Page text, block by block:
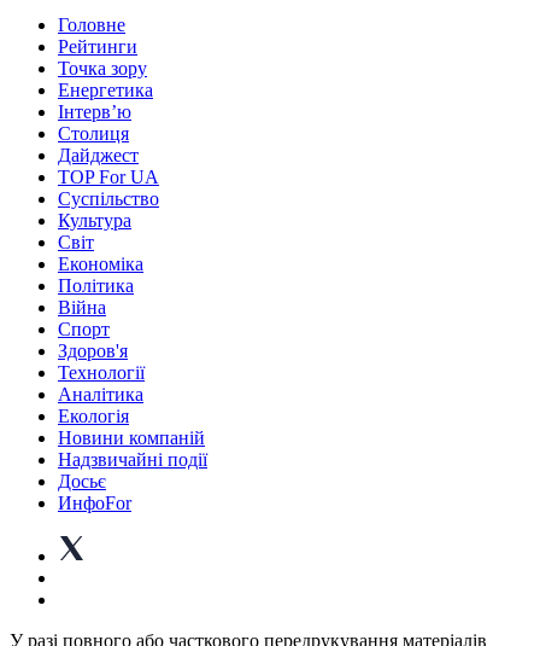
Головне
Рейтинги
Точка зору
Енергетика
Інтерв’ю
Столиця
Дайджест
TOP For UA
Суспiльство
Культура
Світ
Економіка
Політика
Війна
Спорт
Здоров'я
Технології
Аналітика
Екологія
Новини компаній
Надзвичайні події
Досьє
ИнфоFor
У разі повного або часткового передрукування матеріалів